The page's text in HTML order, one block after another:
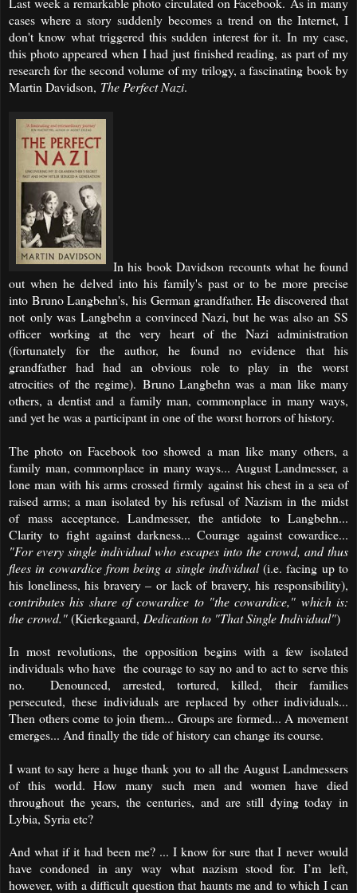
cases where a story suddenly becomes a trend on the Internet, I
don't know what triggered this sudden interest for it. In my case,
this photo appeared when I had just finished reading, as part of my
research for the second volume of my trilogy, a fascinating book by
Martin Davidson, The Perfect Nazi.
In his book Davidson recounts what he found
out when he delved into his family's past or to be more precise
intoBruno Langbehn's,his German grandfather. He discovered that
not only was Langbehn a convinced Nazi, but he was also an SS
officer working at the very heart of the Nazi administration
(fortunately for the author, he found no evidence that his
grandfather had had an obvious role to play in the worst
atrocities of the regime). Bruno Langbehn was a man like many
others, a dentist and a family man, commonplace in many ways,
and yet he was a participant in one of the worst horrors of history.
The photo on Facebook too showed a man like many others, a
family man, commonplace in many ways... August Landmesser, a
lone man with his arms crossed firmly against his chest in a sea of
raised arms; a man isolated by his refusal of Nazism in the midst
of mass acceptance. Landmesser, the antidote to Langbehn...
Clarity to fight against darkness... Courage against cowardice...
"For every single individual who escapes into the crowd, and thus
flees in cowardice from being a single individual(i.e. facing up to
his loneliness, his bravery – or lack of bravery, his responsibility),
contributes his share of cowardice to "the cowardice," which is:
the crowd."(Kierkegaard, Dedication to "That Single Individual")
In most revolutions, the opposition begins with a few isolated
individuals who have the courage to say no and to act to serve this
no. Denounced, arrested, tortured, killed, their families
persecuted, these individuals are replaced by other individuals...
Then others come to join them... Groups are formed... A movement
emerges... And finally the tide of history can change its course.
I want to say here a huge thank you to all the August Landmessers
of this world. How many such men and women have died
throughout the years, the centuries, and are still dying today in
Lybia, Syria etc?
And what if it had been me? ... I know for sure that I never would
have condoned in any way what nazism stood for. I’m left,
however, with a difficult question that haunts me and to which I can